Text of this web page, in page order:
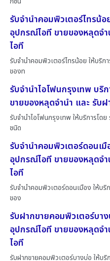
รับจำนำคอมพิวเตอร์ไทรน้
อุปกรณ์ไอที ขายของหลุดจ
ไอที
รับจำนำคอมพิวเตอร์ไทรน้อย ให้บริก
ของท
รับจำนำไอโฟนกรุงเทพ บริ
ขายของหลุดจำนำ และ รับ
รับจำนำไอโฟนกรุงเทพ ให้บริการโด
ชนิด
รับจำนำคอมพิวเตอร์ดอนเ
อุปกรณ์ไอที ขายของหลุดจ
ไอที
รับจำนำคอมพิวเตอร์ดอนเมือง ให้บริ
ของ
รับฝากขายคอมพิวเตอร์บา
อุปกรณ์ไอที ขายของหลุดจ
ไอที
รับฝากขายคอมพิวเตอร์บางบ่อ ให้บริ